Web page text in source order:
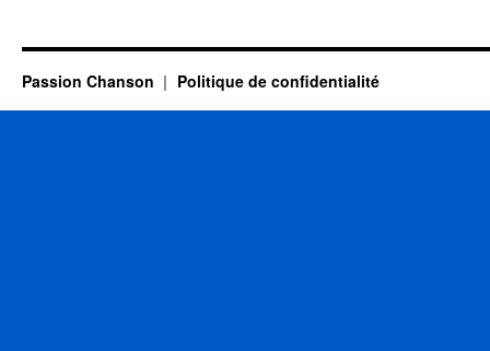
Passion Chanson Politique de confidentialité